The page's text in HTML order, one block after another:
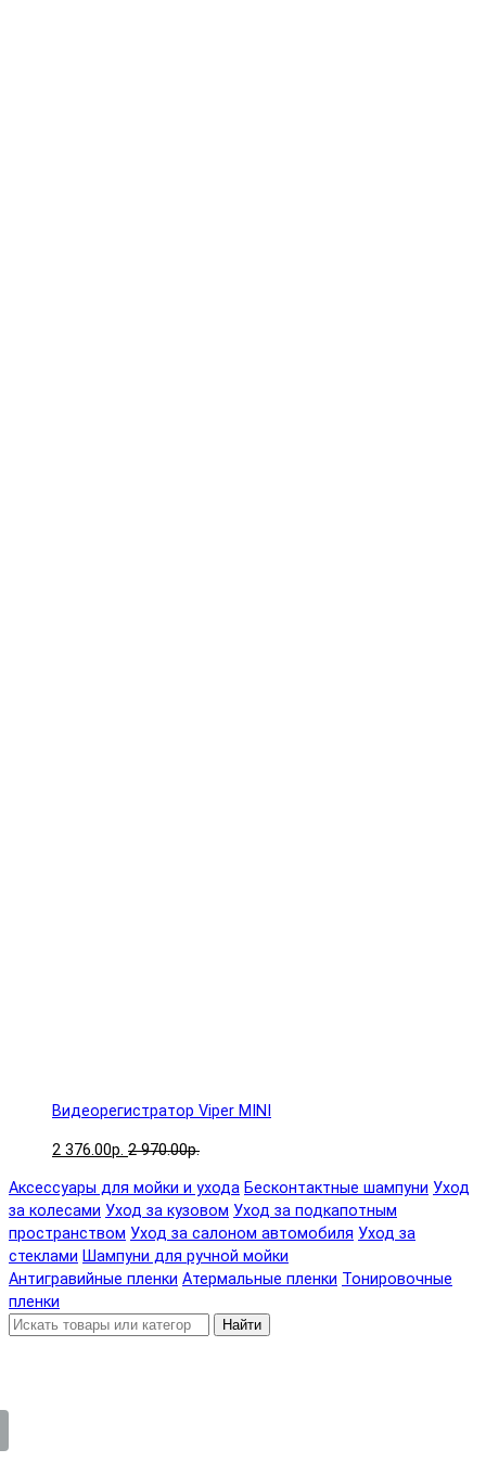
Видеорегистратор Viper MINI
2 376.00р. 2 970.00р.
Аксессуары для мойки и ухода Бесконтактные шампуни Уход
за колесами Уход за кузовом Уход за подкапотным
пространством Уход за салоном автомобиля Уход за
стеклами Шампуни для ручной мойки
Антигравийные пленки Атермальные пленки Тонировочные
пленки
Найти